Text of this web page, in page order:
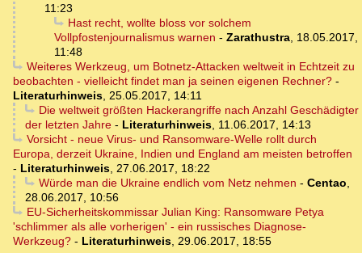
11:23
Hast recht, wollte bloss vor solchem
Vollpfostenjournalismus warnen - Zarathustra, 18.05.2017,
11:48
Weiteres Werkzeug, um Botnetz-Attacken weltweit in Echtzeit zu
beobachten - vielleicht findet man ja seinen eigenen Rechner? -
Literaturhinweis, 25.05.2017, 14:11
Die weltweit größten Hackerangriffe nach Anzahl Geschädigter
der letzten Jahre - Literaturhinweis, 11.06.2017, 14:13
Vorsicht - neue Virus- und Ransomware-Welle rollt durch
Europa, derzeit Ukraine, Indien und England am meisten betroffen
- Literaturhinweis, 27.06.2017, 18:22
Würde man die Ukraine endlich vom Netz nehmen - Centao,
28.06.2017, 10:56
EU-Sicherheitskommissar Julian King: Ransomware Petya
'schlimmer als alle vorherigen' - ein russisches Diagnose-
Werkzeug? - Literaturhinweis, 29.06.2017, 18:55